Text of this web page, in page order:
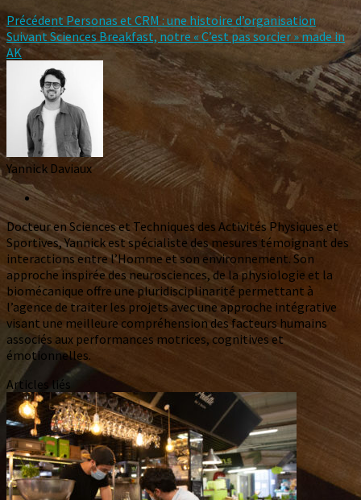
Précédent Personas et CRM : une histoire d’organisation
Suivant Sciences Breakfast, notre « C’est pas sorcier » made in
AK
Yannick Daviaux
Docteur en Sciences et Techniques des Activités Physiques et
Sportives, Yannick est spécialiste des mesures témoignant des
interactions entre l’Homme et son environnement. Son
approche inspirée des neurosciences, de la physiologie et la
biomécanique offre une pluridisciplinarité permettant à
l’agence de traiter les projets avec une approche intégrative
visant une meilleure compréhension des facteurs humains
associés aux performances motrices, cognitives et
émotionnelles.
Articles liés